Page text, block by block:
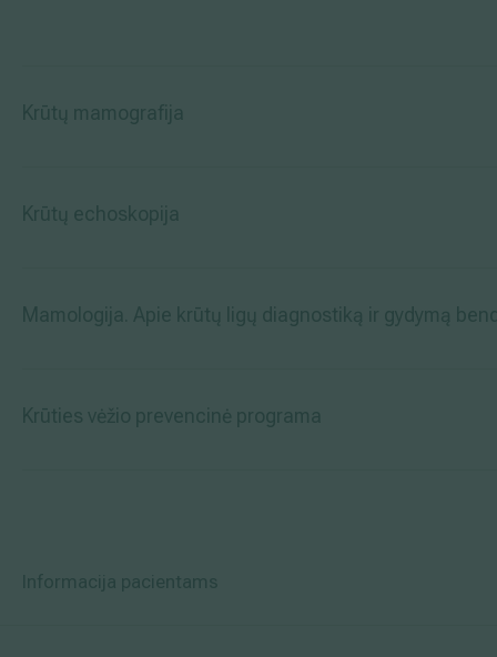
Krūtų mamografija
Krūtų echoskopija
Mamologija. Apie krūtų ligų diagnostiką ir gydymą
Krūties vėžio prevencinė programa
Informacija pacientams